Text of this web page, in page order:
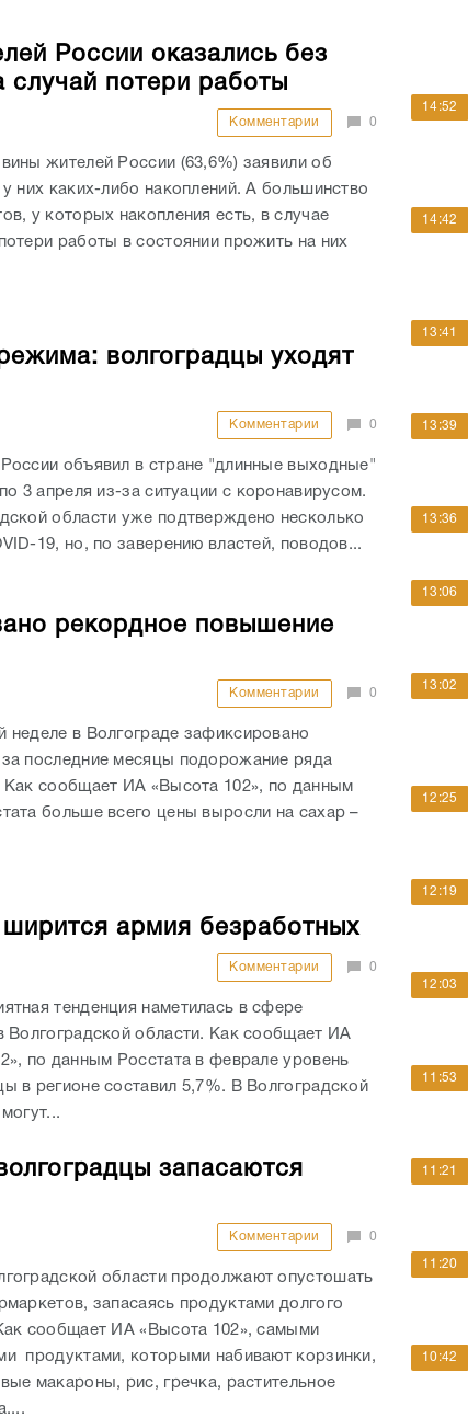
России оказались без
потери работы
Комментарии 0
жителей России (63,6%) заявили об
у них каких-либо накоплений. А большинство
у которых накопления есть, в случае
работы в состоянии прожить на них
волгоградцы уходят
Комментарии 0
объявил в стране "длинные выходные"
3 апреля из-за ситуации с коронавирусом.
области уже подтверждено несколько
19, но, по заверению властей, поводов...
рекордное повышение
Комментарии 0
неделе в Волгограде зафиксировано
последние месяцы подорожание ряда
Как сообщает ИА «Высота 102», по данным
больше всего цены выросли на сахар –
армия безработных
Комментарии 0
тенденция наметилась в сфере
Волгоградской области. Как сообщает ИА
по данным Росстата в феврале уровень
в регионе составил 5,7%. В Волгоградской
запасаются
Комментарии 0
области продолжают опустошать
запасаясь продуктами долгого
сообщает ИА «Высота 102», самыми
продуктами, которыми набивают корзинки,
макароны, рис, гречка, растительное
14:52
14:42
13:41
13:39
13:36
13:06
13:02
12:25
12:19
12:03
11:53
11:21
11:20
10:42